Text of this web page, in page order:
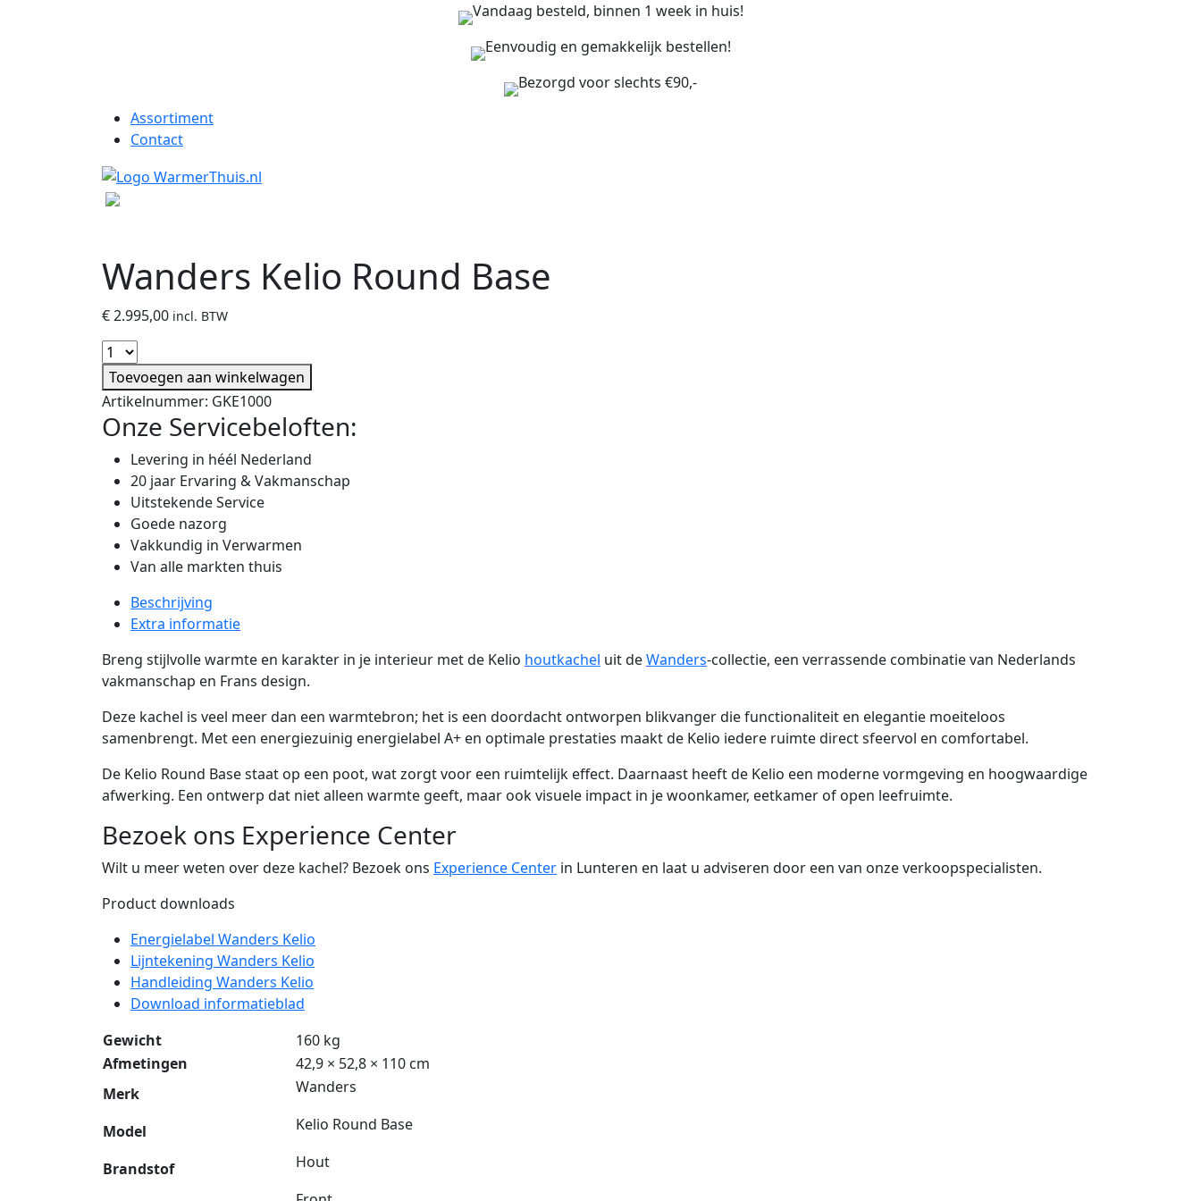
Vandaag besteld, binnen 1 week in huis!
Eenvoudig en gemakkelijk bestellen!
Bezorgd voor slechts €90,-
Assortiment
Contact
Wanders Kelio Round Base
€2.995,00 incl. BTW
Toevoegen aan winkelwagen
Artikelnummer: GKE1000
Onze Servicebeloften:
Levering in héél Nederland
20 jaar Ervaring & Vakmanschap
Uitstekende Service
Goede nazorg
Vakkundig in Verwarmen
Van alle markten thuis
Beschrijving
Extra informatie
Breng stijlvolle warmte en karakter in je interieur met de Kelio houtkachel uit deWanders-collectie, een verrassende combinatie van Nederlands
vakmanschap en Frans design.
Deze kachel is veel meer dan een warmtebron; het is een doordacht ontworpen blikvanger die functionaliteit en elegantie moeiteloos
samenbrengt. Met een energiezuinig energielabel A+ en optimale prestaties maakt de Kelio iedere ruimte direct sfeervol en comfortabel.
De Kelio Round Base staat op een poot, wat zorgt voor een ruimtelijk effect. Daarnaast heeft de Kelio een moderne vormgeving en hoogwaardige
afwerking. Een ontwerp dat niet alleen warmte geeft, maar ook visuele impact in je woonkamer, eetkamer of open leefruimte.
Bezoek ons Experience Center
Wilt u meer weten over deze kachel? Bezoek ons Experience Center in Lunteren en laat u adviseren door een van onze verkoopspecialisten.
Product downloads
Energielabel Wanders Kelio
Lijntekening Wanders Kelio
Handleiding Wanders Kelio
Download informatieblad
Gewicht
160 kg
Afmetingen
42,9 × 52,8 × 110 cm
Merk
Wanders
Model Kelio Round Base
Brandstof Hout